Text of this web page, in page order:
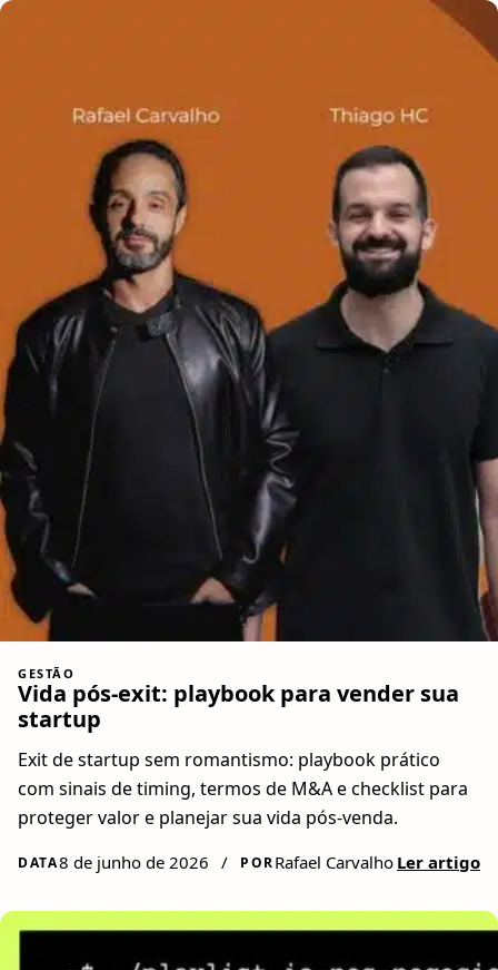
GESTÃO
Vida pós-exit: playbook para vender sua
startup
Exit de startup sem romantismo: playbook prático
com sinais de timing, termos de M&A e checklist para
proteger valor e planejar sua vida pós-venda.
DATA8 de junho de 2026 / PORRafael Carvalho Ler artigo